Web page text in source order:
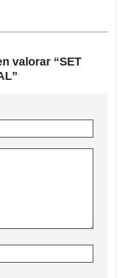
valorar “SET